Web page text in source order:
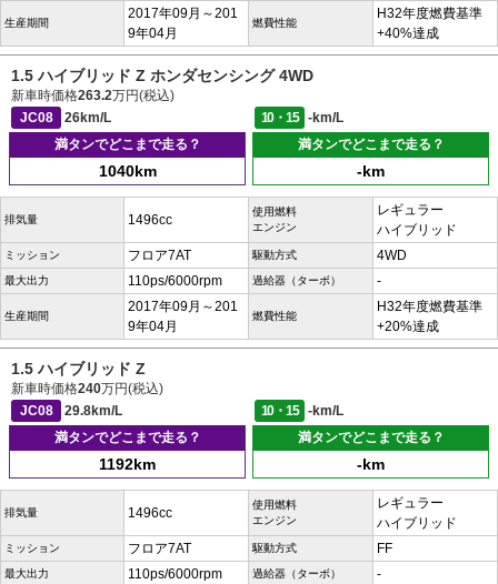
生産期間
2017年09月～201
9年04月
燃費性能
H32年度燃費基準
+40%達成
1.5 ハイブリッド Z ホンダセンシング 4WD
新車時価格263.2万円(税込)
JC08
26km/L 10・15
-km/L
満タンでどこまで走る？
1040km
満タンでどこまで走る？
-km
排気量 1496cc
使用燃料
エンジン
レギュラー
ハイブリッド
ミッション フロア7AT 駆動方式 4WD
最大出力 110ps/6000rpm 過給器（ターボ） -
生産期間
2017年09月～201
9年04月
燃費性能
H32年度燃費基準
+20%達成
1.5 ハイブリッド Z
新車時価格240万円(税込)
JC08
29.8km/L 10・15
-km/L
満タンでどこまで走る？
1192km
満タンでどこまで走る？
-km
排気量 1496cc
使用燃料
エンジン
レギュラー
ハイブリッド
ミッション フロア7AT 駆動方式 FF
最大出力 110ps/6000rpm 過給器（ターボ） -